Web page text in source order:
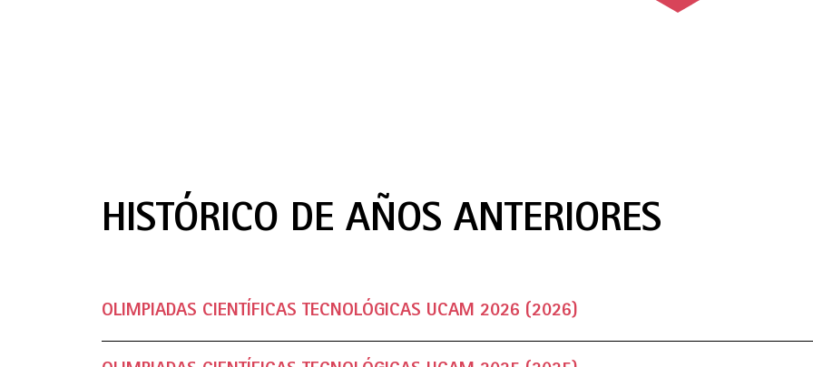
HISTÓRICO DE AÑOS ANTERIORES
OLIMPIADAS CIENTÍFICAS TECNOLÓGICAS UCAM 2026 (2026)